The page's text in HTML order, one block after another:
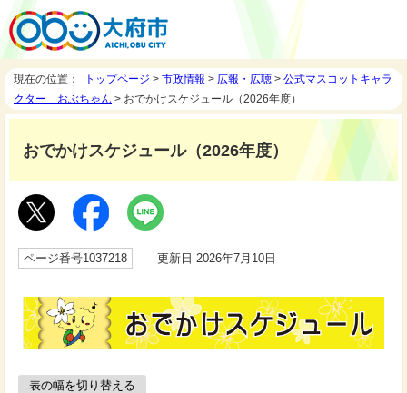
現在の位置： トップページ > 市政情報 > 広報・広聴 > 公式マスコットキャラ
クター おぶちゃん > おでかけスケジュール（2026年度）
おでかけスケジュール（2026年度）
ページ番号1037218 更新日 2026年7月10日
表の幅を切り替える